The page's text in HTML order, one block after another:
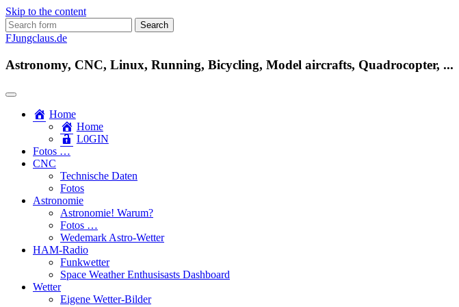
Skip to the content
Search
for:
FJungclaus.de
Astronomy, CNC, Linux, Running, Bicycling, Model aircrafts, Quadrocopter, ...
Home
Home
L​0​​GIN
Fotos …
CNC
Technische Daten
Fotos
Astronomie
Astronomie! Warum?
Fotos …
Wedemark Astro-Wetter
HAM-Radio
Funkwetter
Space Weather Enthusisasts Dashboard
Wetter
Eigene Wetter-Bilder